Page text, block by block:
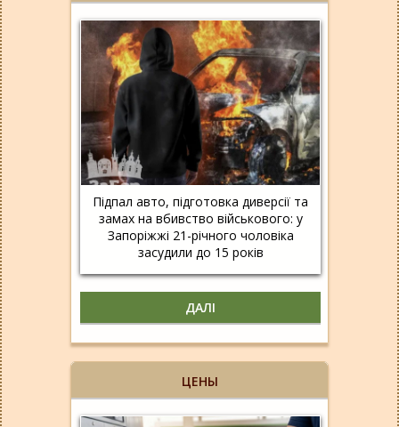
Підпал авто, підготовка диверсії та
замах на вбивство військового: у
Запоріжжі 21-річного чоловіка
засудили до 15 років
ДАЛІ
ЦЕНЫ